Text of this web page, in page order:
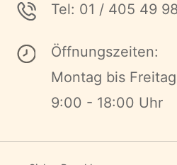
Tel: 01 / 405 49
Öffnungszeiten:
Montag bis Freitag
9:00 - 18:00 Uhr